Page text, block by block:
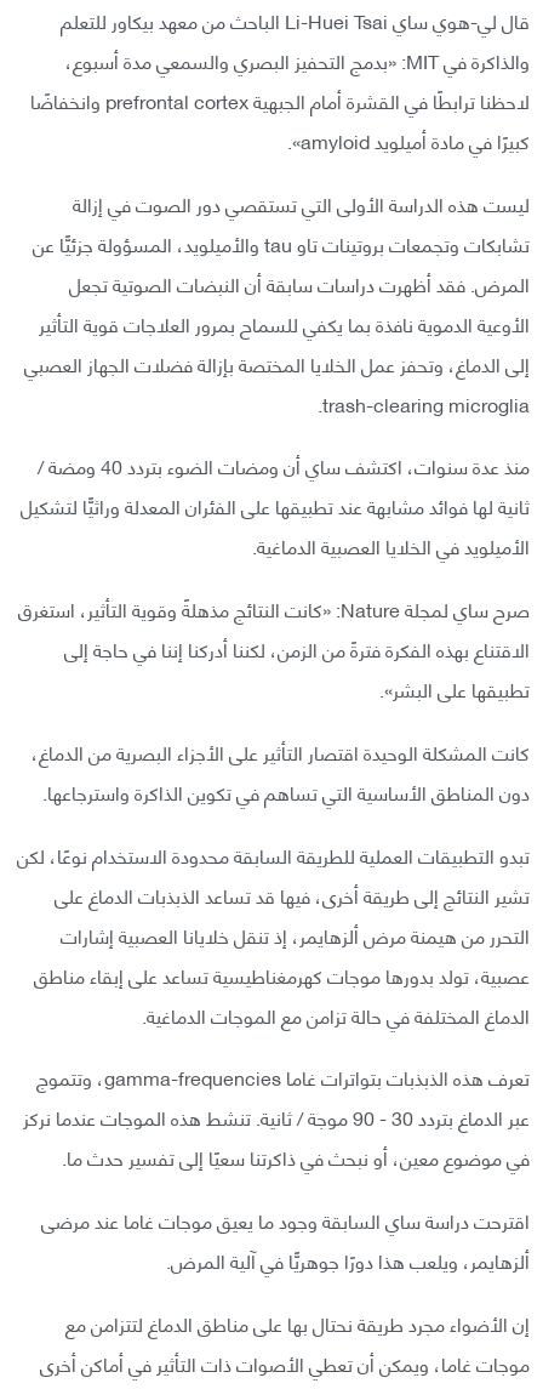
قال لي-هوي ساي Li-Huei Tsai الباحث من معهد بيكاور للتعلم
والذاكرة في MIT: «بدمج التحفيز البصري والسمعي مدة أسبوع،
لاحظنا ترابطًا في القشرة أمام الجبهية prefrontal cortex وانخفاضًا
كبيرًا في مادة أميلويد amyloid».
ليست هذه الدراسة الأولى التي تستقصي دور الصوت في إزالة
تشابكات وتجمعات بروتينات تاو tau والأميلويد، المسؤولة جزئيًّا عن
المرض. فقد أظهرت دراسات سابقة أن النبضات الصوتية تجعل
الأوعية الدموية نافذة بما يكفي للسماح بمرور العلاجات قوية التأثير
إلى الدماغ، وتحفز عمل الخلايا المختصة بإزالة فضلات الجهاز العصبي
trash-clearing microglia.
منذ عدة سنوات، اكتشف ساي أن ومضات الضوء بتردد 40 ومضة /
ثانية لها فوائد مشابهة عند تطبيقها على الفئران المعدلة وراثيًّا لتشكيل
الأميلويد في الخلايا العصبية الدماغية.
صرح ساي لمجلة Nature: «كانت النتائج مذهلةً وقوية التأثير، استغرق
الاقتناع بهذه الفكرة فترةً من الزمن، لكننا أدركنا إننا في حاجة إلى
تطبيقها على البشر».
كانت المشكلة الوحيدة اقتصار التأثير على الأجزاء البصرية من الدماغ،
دون المناطق الأساسية التي تساهم في تكوين الذاكرة واسترجاعها.
تبدو التطبيقات العملية للطريقة السابقة محدودة الاستخدام نوعًا، لكن
تشير النتائج إلى طريقة أخرى، فيها قد تساعد الذبذبات الدماغ على
التحرر من هيمنة مرض ألزهايمر، إذ تنقل خلايانا العصبية إشارات
عصبية، تولد بدورها موجات كهرمغناطيسية تساعد على إبقاء مناطق
الدماغ المختلفة في حالة تزامن مع الموجات الدماغية.
تعرف هذه الذبذبات بتواترات غاما gamma-frequencies، وتتموج
عبر الدماغ بتردد 30 - 90 موجة / ثانية. تنشط هذه الموجات عندما نركز
في موضوع معين، أو نبحث في ذاكرتنا سعيًا إلى تفسير حدث ما.
اقترحت دراسة ساي السابقة وجود ما يعيق موجات غاما عند مرضى
ألزهايمر، ويلعب هذا دورًا جوهريًّا في آلية المرض.
إن الأضواء مجرد طريقة نحتال بها على مناطق الدماغ لتتزامن مع
موجات غاما، ويمكن أن تعطي الأصوات ذات التأثير في أماكن أخرى